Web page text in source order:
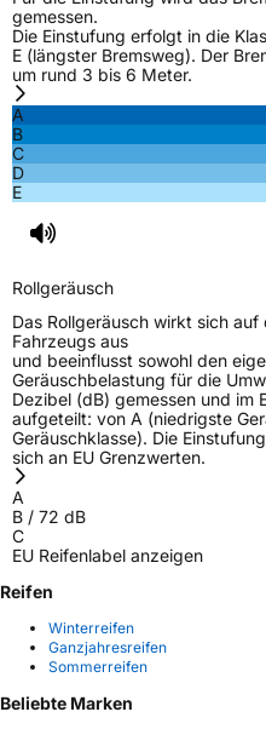
gemessen.
Die Einstufung erfolgt in die
E (längster Bremsweg). Der
um rund 3 bis 6 Meter.
A
B
C
D
E
Rollgeräusch
Das Rollgeräusch wirkt sich
Fahrzeugs aus
und beeinflusst sowohl den
Geräuschbelastung für die
Dezibel (dB) gemessen und im
aufgeteilt: von A (niedrigste
Geräuschklasse). Die
sich an EU Grenzwerten.
A
B / 72 dB
C
EU Reifenlabel anzeigen
Reifen
Winterreifen
Ganzjahresreifen
Sommerreifen
Beliebte Marken